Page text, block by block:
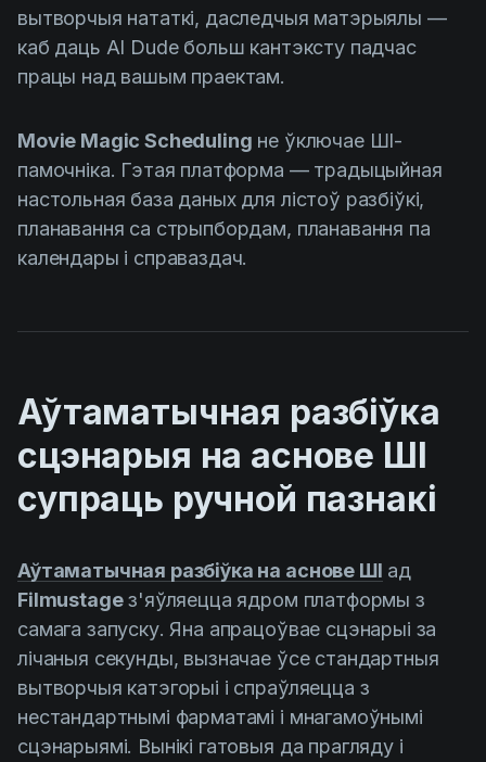
вытворчыя нататкі, даследчыя матэрыялы —
каб даць AI Dude больш кантэксту падчас
працы над вашым праектам.
Movie Magic Scheduling не ўключае ШІ-
памочніка. Гэтая платформа — традыцыйная
настольная база даных для лістоў разбіўкі,
планавання са стрыпбордам, планавання па
календары і справаздач.
Аўтаматычная разбіўка
сцэнарыя на аснове ШІ
супраць ручной пазнакі
Аўтаматычная разбіўка на аснове ШІ ад
Filmustageз'яўляецца ядром платформы з
самага запуску. Яна апрацоўвае сцэнарыі за
лічаныя секунды, вызначае ўсе стандартныя
вытворчыя катэгорыі і спраўляецца з
нестандартнымі фарматамі і мнагамоўнымі
сцэнарыямі. Вынікі гатовыя да прагляду і